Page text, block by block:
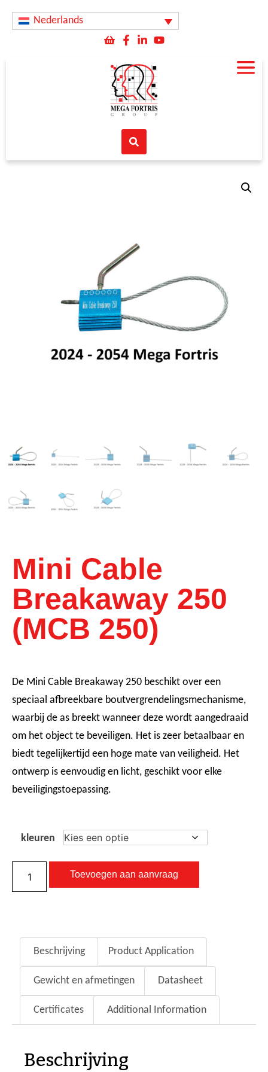
Nederlands
Mini Cable
Breakaway 250
(MCB 250)
De Mini Cable Breakaway 250 beschikt over een
speciaal afbreekbare boutvergrendelingsmechanisme,
waarbij de as breekt wanneer deze wordt aangedraaid
om het object te beveiligen. Het is zeer betaalbaar en
biedt tegelijkertijd een hoge mate van veiligheid. Het
ontwerp is eenvoudig en licht, geschikt voor elke
beveiligingstoepassing.
kleuren
Toevoegen aan aanvraag
Beschrijving Product Application
Gewicht en afmetingen Datasheet
Certificates Additional Information
Beschrijving